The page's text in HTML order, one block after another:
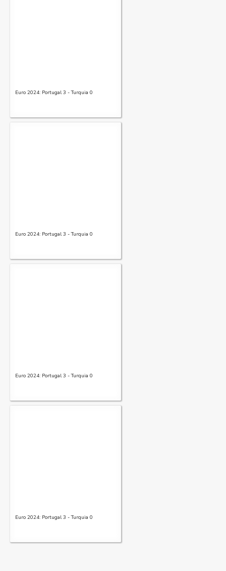
Euro 2024: Portugal 3 - Turquia 0
Euro 2024: Portugal 3 - Turquia 0
Euro 2024: Portugal 3 - Turquia 0
Euro 2024: Portugal 3 - Turquia 0